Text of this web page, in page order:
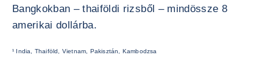
Bangkokban – thaiföldi rizsből – mindössze 8
amerikai dollárba.
¹ India, Thaiföld, Vietnam, Pakisztán, Kambodzsa